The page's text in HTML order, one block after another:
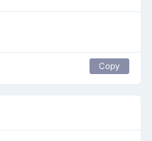
Copy